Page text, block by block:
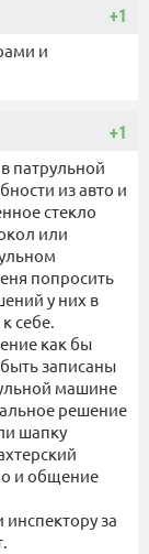
+1
и
+1
патрульной
из авто и
стекло
или
попросить
у них в
себе.
как бы
записаны
машине
решение
шапку
и общение
инспектору за